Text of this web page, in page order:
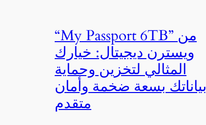
“My Passport 6TB” من
ويسترن ديجيتال: خيارك
المثالي لتخزين وحماية
بياناتك بسعة ضخمة وأمان
متقدم